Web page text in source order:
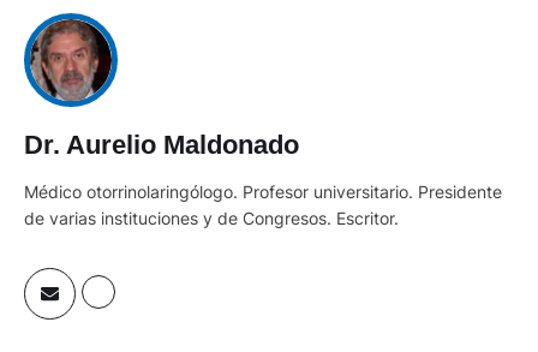
Dr. Aurelio Maldonado
Médico otorrinolaringólogo. Profesor universitario. Presidente
de varias instituciones y de Congresos. Escritor.